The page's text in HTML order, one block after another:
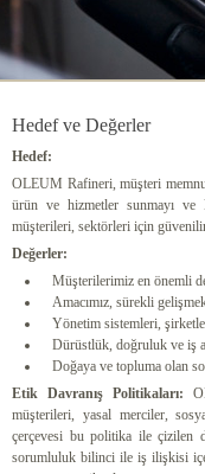
Hedef ve Değerler
Hedef:
OLEUM Rafineri, müşteri
ürün ve hizmetler sunmayı ve
müşterileri, sektörleri için
Değerler:
Müşterilerimiz en önemli
Amacımız, sürekli
Yönetim sistemleri,
Dürüstlük, doğruluk ve iş
Doğaya ve topluma olan
Etik Davranış Politikaları:
müşterileri, yasal merciler,
çerçevesi bu politika ile çizilen
sorumluluk bilinci ile iş ilişkisi